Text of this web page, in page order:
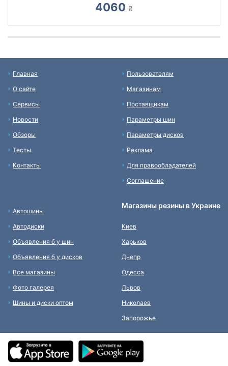
4060 ₴
Главная
О сайте
Сервисы
Новости
Обзоры
Тесты
Контакты
Пользователям
Магазинам
Поставщикам
Параметры шин
Параметры дисков
Реклама
Для правообладателей
Соглашение
Автошины
Автодиски
Объявления б у шин
Объявления б у дисков
Все магазины
Фото галерея
Шины и диски оптом
Магазины резины в Украине
Киев
Харьков
Днепр
Одесса
Львов
Николаев
Запорожье